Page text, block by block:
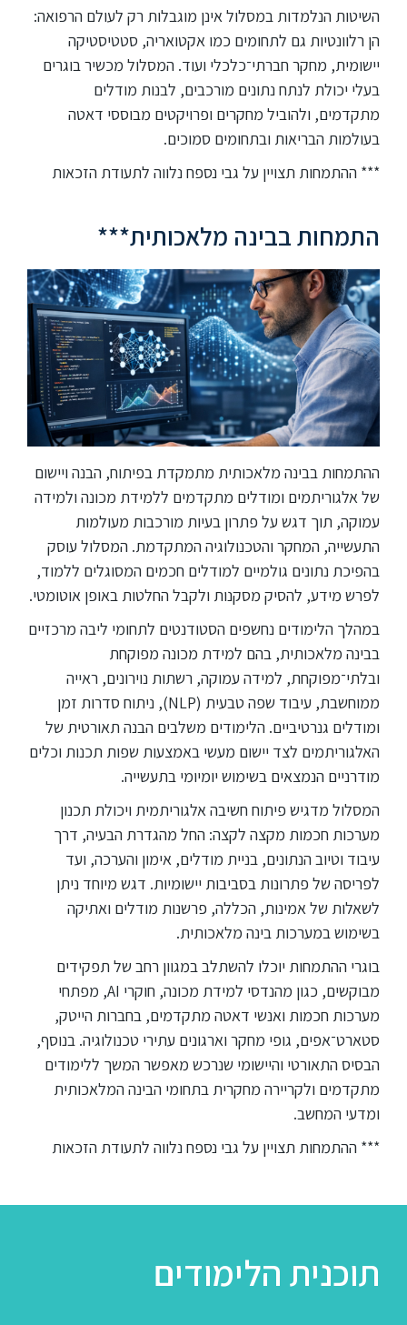
השיטות הנלמדות במסלול אינן מוגבלות רק לעולם הרפואה:
הן רלוונטיות גם לתחומים כמו אקטואריה, סטטיסטיקה
יישומית, מחקר חברתי־כלכלי ועוד. המסלול מכשיר בוגרים
בעלי יכולת לנתח נתונים מורכבים, לבנות מודלים
מתקדמים, ולהוביל מחקרים ופרויקטים מבוססי דאטה
בעולמות הבריאות ובתחומים סמוכים.
*** ההתמחות תצויין על גבי נספח נלווה לתעודת הזכאות
התמחות בבינה מלאכותית***
ההתמחות בבינה מלאכותית מתמקדת בפיתוח, הבנה ויישום
של אלגוריתמים ומודלים מתקדמים ללמידת מכונה ולמידה
עמוקה, תוך דגש על פתרון בעיות מורכבות מעולמות
התעשייה, המחקר והטכנולוגיה המתקדמת. המסלול עוסק
בהפיכת נתונים גולמיים למודלים חכמים המסוגלים ללמוד,
לפרש מידע, להסיק מסקנות ולקבל החלטות באופן אוטומטי.
במהלך הלימודים נחשפים הסטודנטים לתחומי ליבה מרכזיים
בבינה מלאכותית, בהם למידת מכונה מפוקחת
ובלתי־מפוקחת, למידה עמוקה, רשתות נוירונים, ראייה
ממוחשבת, עיבוד שפה טבעית (NLP), ניתוח סדרות זמן
ומודלים גנרטיביים. הלימודים משלבים הבנה תאורטית של
האלגוריתמים לצד יישום מעשי באמצעות שפות תכנות וכלים
מודרניים הנמצאים בשימוש יומיומי בתעשייה.
המסלול מדגיש פיתוח חשיבה אלגוריתמית ויכולת תכנון
מערכות חכמות מקצה לקצה: החל מהגדרת הבעיה, דרך
עיבוד וטיוב הנתונים, בניית מודלים, אימון והערכה, ועד
לפריסה של פתרונות בסביבות יישומיות. דגש מיוחד ניתן
לשאלות של אמינות, הכללה, פרשנות מודלים ואתיקה
בשימוש במערכות בינה מלאכותית.
בוגרי ההתמחות יוכלו להשתלב במגוון רחב של תפקידים
מבוקשים, כגון מהנדסי למידת מכונה, חוקרי AI, מפתחי
מערכות חכמות ואנשי דאטה מתקדמים, בחברות הייטק,
סטארט־אפים, גופי מחקר וארגונים עתירי טכנולוגיה. בנוסף,
הבסיס התאורטי והיישומי שנרכש מאפשר המשך ללימודים
מתקדמים ולקריירה מחקרית בתחומי הבינה המלאכותית
ומדעי המחשב.
*** ההתמחות תצויין על גבי נספח נלווה לתעודת הזכאות
תוכנית הלימודים